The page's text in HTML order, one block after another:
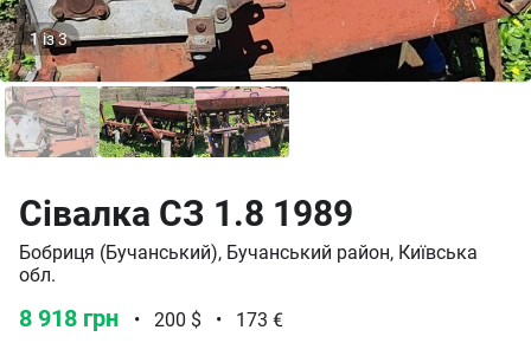
1із3
Сівалка СЗ 1.8 1989
Бобриця (Бучанський), Бучанський район, Київська
обл.
8 918 грн • 200 $ •
173 €